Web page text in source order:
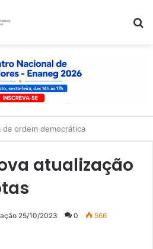
povo venezuelano
atualização
25/10/2023 0 566